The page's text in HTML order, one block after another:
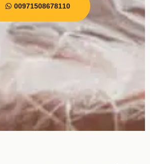
00971508678110